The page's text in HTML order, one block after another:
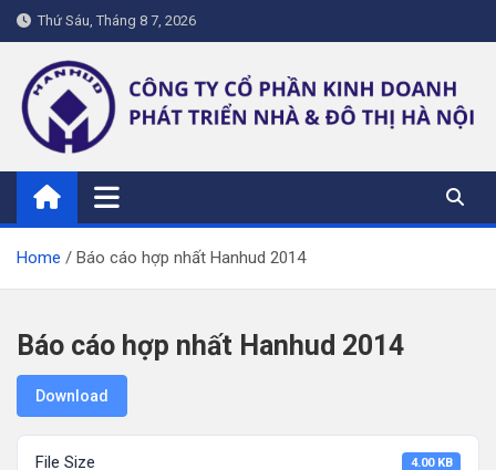
Skip
to
content
Thứ Sáu, Tháng 8 7, 2026
hanhud.vn
Home Báo cáo hợp nhất Hanhud 2014
Báo cáo hợp nhất Hanhud 2014
Download
File Size 4.00 KB